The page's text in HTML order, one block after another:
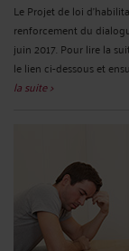
Le Projet de loi
renforcement du
juin 2017. Pour lire la
le lien ci-dessous et
la suite >